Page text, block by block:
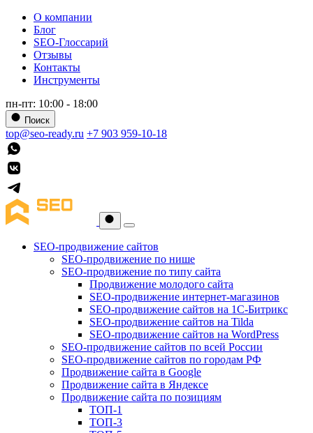
О компании
Блог
SEO-Глоссарий
Отзывы
Контакты
Инструменты
пн-пт: 10:00 - 18:00
Поиск
top@seo-ready.ru +7 903 959-10-18
SEO-продвижение сайтов
SEO-продвижение по нише
SEO-продвижение по типу сайта
Продвижение молодого сайта
SEO-продвижение интернет-магазинов
SEO-продвижение сайтов на 1С-Битрикс
SEO-продвижение сайтов на Tilda
SEO-продвижение сайтов на WordPress
SEO-продвижение сайтов по всей России
SEO-продвижение сайтов по городам РФ
Продвижение сайта в Google
Продвижение сайта в Яндексе
Продвижение сайта по позициям
ТОП-1
ТОП-3